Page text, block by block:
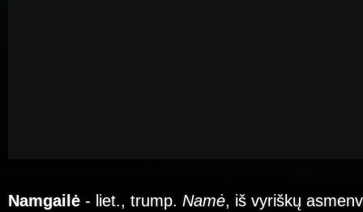
Namgailė - liet., trump. Namė, iš vyriškų